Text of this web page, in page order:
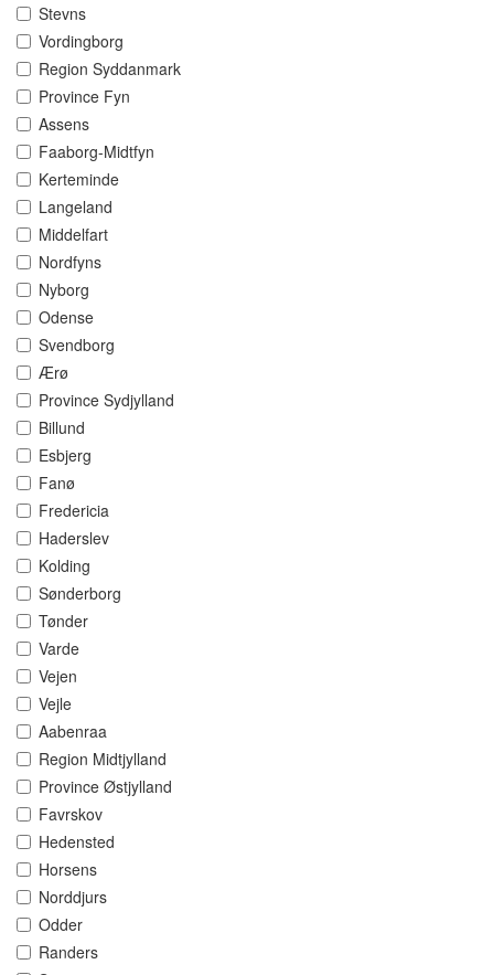
Stevns
Vordingborg
Region Syddanmark
Province Fyn
Assens
Faaborg-Midtfyn
Kerteminde
Langeland
Middelfart
Nordfyns
Nyborg
Odense
Svendborg
Ærø
Province Sydjylland
Billund
Esbjerg
Fanø
Fredericia
Haderslev
Kolding
Sønderborg
Tønder
Varde
Vejen
Vejle
Aabenraa
Region Midtjylland
Province Østjylland
Favrskov
Hedensted
Horsens
Norddjurs
Odder
Randers